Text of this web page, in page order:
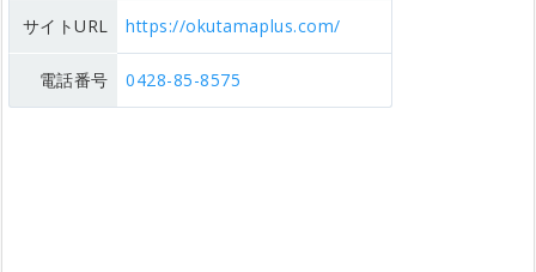
サイトURL https://okutamaplus.com/
電話番号 0428-85-8575